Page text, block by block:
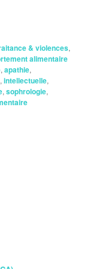
& violences,
alimentaire
,apathie,
,intellectuelle,
,sophrologie,